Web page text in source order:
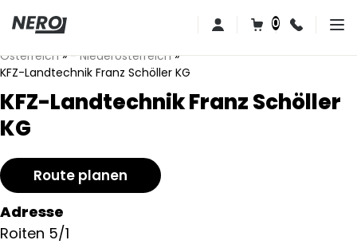
0
Österreich»- Niederösterreich»
KFZ-Landtechnik Franz Schöller KG
KFZ-Landtechnik Franz Schöller
KG
Route planen
Adresse
Roiten 5/1